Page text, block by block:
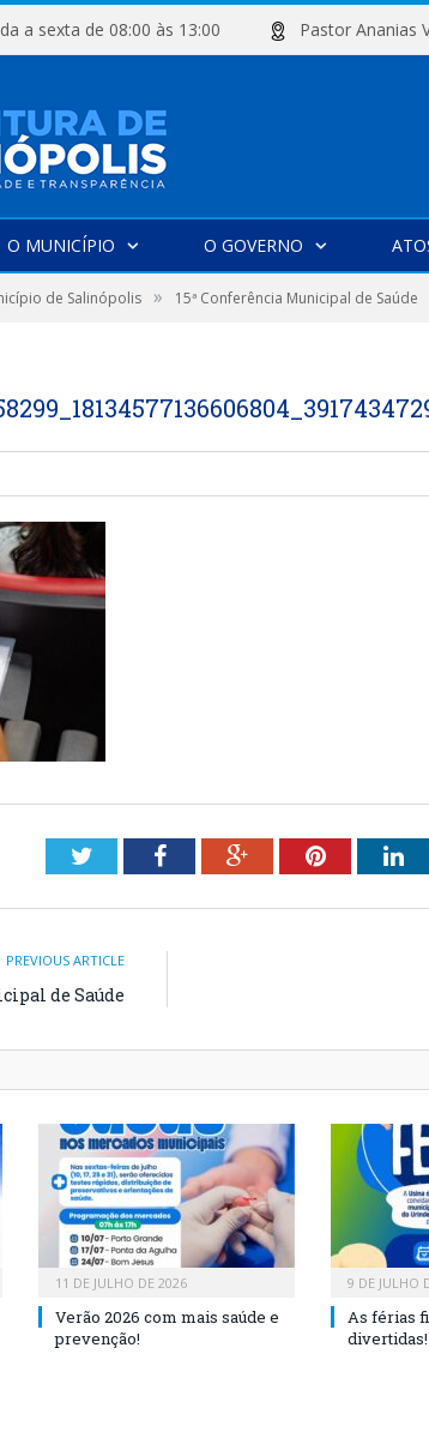
a sexta de 08:00 às 13:00 Pastor
O MUNICÍPIO O GOVERNO
de Salinópolis » 15ª Conferência Municipal de Saúde
TwitterFacebookGoogle+Pinterest
PREVIOUS ARTICLE
de Saúde
11 DE JULHO DE 2026
Verão 2026 com mais saúde e
prevenção!
9 DE JULHO
As férias
divertidas!